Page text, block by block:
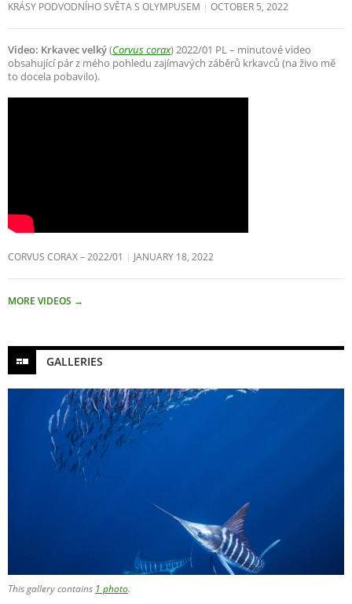
KRÁSY PODVODNÍHO SVĚTA S OLYMPUSEM OCTOBER 5, 2022
Video: Krkavec velký(Corvus corax) 2022/01 PL – minutové video
obsahující pár z mého pohledu zajímavých záběrů krkavců (na živo mě
to docela pobavilo).
CORVUS CORAX – 2022/01 JANUARY 18, 2022
MORE VIDEOS →
GALLERIES
This gallery contains 1 photo.